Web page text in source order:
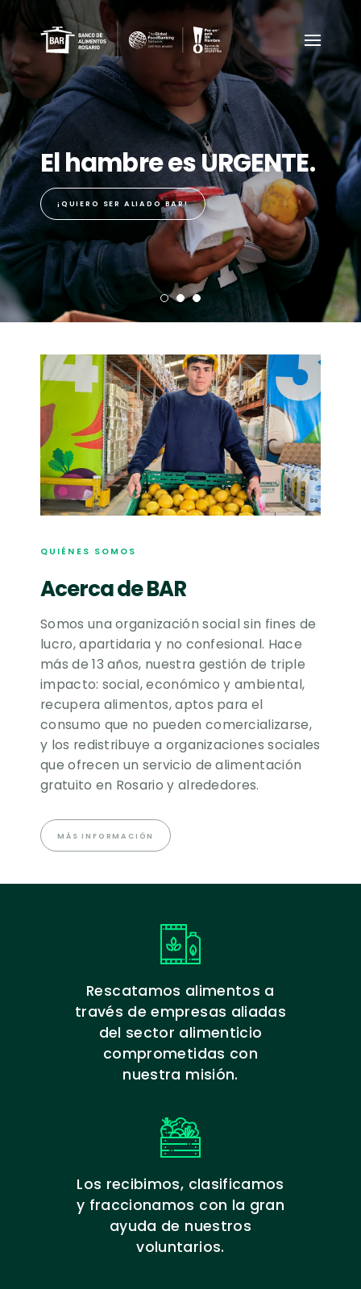
El hambre es URGENTE.
¡QUIERO SER ALIADO BAR!
QUIÉNES SOMOS
Acerca de BAR
Somos una organización social sin fines de
lucro, apartidaria y no confesional. Hace
más de 13 años, nuestra gestión de triple
impacto: social, económico y ambiental,
recupera alimentos, aptos para el
consumo que no pueden comercializarse,
y los redistribuye a organizaciones sociales
que ofrecen un servicio de alimentación
gratuito en Rosario y alrededores.
MÁS INFORMACIÓN
Rescatamos alimentos a
través de empresas aliadas
del sector alimenticio
comprometidas con
nuestra misión.
Los recibimos, clasificamos
y fraccionamos con la gran
ayuda de nuestros
voluntarios.